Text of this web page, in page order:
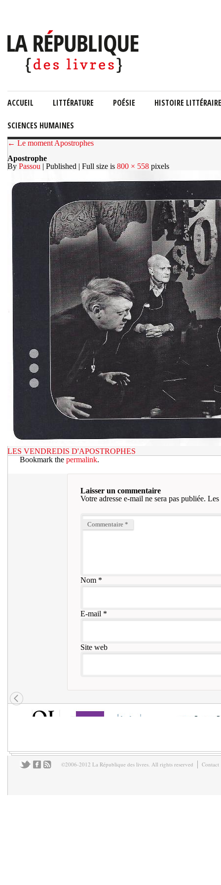
ACCUEIL LITTÉRATURE POÉSIE HISTOIRE LITTÉRAIRE
SCIENCES HUMAINES
← Le moment Apostrophes
Apostrophe
By Passou | Published | Full size is 800 × 558 pixels
LES VENDREDIS D'APOSTROPHES
Bookmark the permalink.
Laisser un commentaire
Votre adresse e-mail ne sera pas publiée. Les
Commentaire *
Nom*
E-mail *
Site web
©2006-2012 La République des livres. All rights reserved Contact